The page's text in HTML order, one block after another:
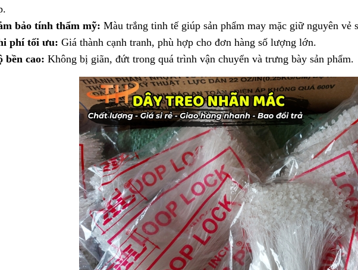
bảo tính thẩm mỹ: Màu trắng tinh tế giúp sản phẩm may mặc giữ nguyên vẻ
phí tối ưu: Giá thành cạnh tranh, phù hợp cho đơn hàng số lượng lớn.
bền cao: Không bị giãn, đứt trong quá trình vận chuyển và trưng bày sản phẩm.